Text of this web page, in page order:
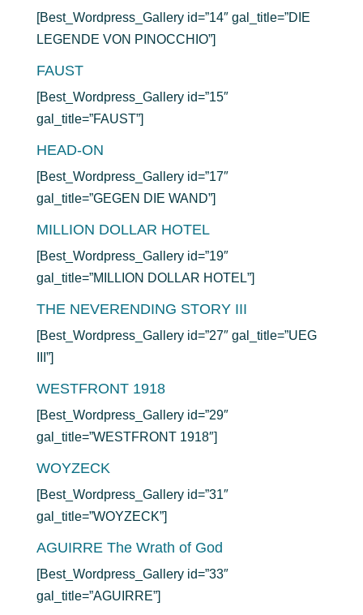
[Best_Wordpress_Gallery id=”14″ gal_title=”DIE
LEGENDE VON PINOCCHIO”]
FAUST
[Best_Wordpress_Gallery id=”15″
gal_title=”FAUST”]
HEAD-ON
[Best_Wordpress_Gallery id=”17″
gal_title=”GEGEN DIE WAND”]
MILLION DOLLAR HOTEL
[Best_Wordpress_Gallery id=”19″
gal_title=”MILLION DOLLAR HOTEL”]
THE NEVERENDING STORY III
[Best_Wordpress_Gallery id=”27″ gal_title=”UEG
III”]
WESTFRONT 1918
[Best_Wordpress_Gallery id=”29″
gal_title=”WESTFRONT 1918″]
WOYZECK
[Best_Wordpress_Gallery id=”31″
gal_title=”WOYZECK”]
AGUIRRE The Wrath of God
[Best_Wordpress_Gallery id=”33″
gal_title=”AGUIRRE”]